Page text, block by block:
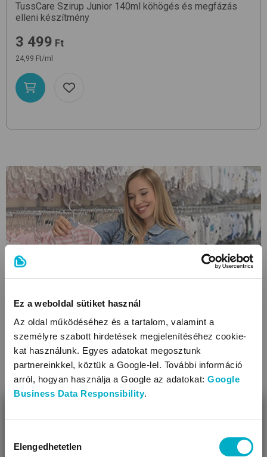
Ez a weboldal sütiket használ
Az oldal működéséhez és a tartalom, valamint a
személyre szabott hirdetések megjelenítéséhez cookie-
kat használunk. Egyes adatokat megosztunk
partnereinkkel, köztük a Google-lel. További információ
arról, hogyan használja a Google az adatokat: Google
Business Data Responsibility.
kiválasztása
Elengedhetetlen
TussCare Szirup Junior 140ml köhögés és megfázás
elleni készítmény
3 499 Ft
24,99 Ft/ml
Áruházainkban szélesebb választék mellett további
kedvezményekkel és egyéni tanácsadással várunk.
Úgy látjuk, most jársz nálunk először!